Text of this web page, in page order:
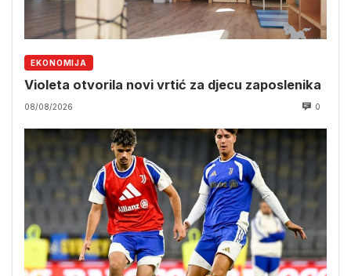
EKONOMIJA
Violeta otvorila novi vrtić za djecu zaposlenika
08/08/2026 0